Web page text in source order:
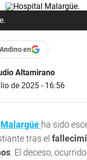
en
Altamirano
de 2025 - 16:56
Malargüe ha sido
tras el
. El deceso,